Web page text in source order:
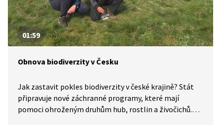
01:59
Obnova biodiverzity v Česku
Jak zastavit pokles biodiverzity v české krajině? Stát
připravuje nové záchranné programy, které mají
pomoci ohroženým druhům hub, rostlin a živočichů.